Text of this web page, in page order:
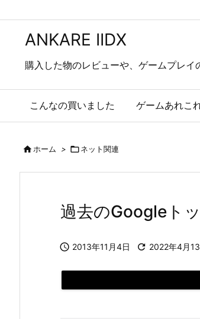
ANKARE IIDX
購入した物のレビューや、ゲームプレイ
こんなの買いました ゲームあれこ
ホーム > ネット関連
過去のGoogleト
 2013年11月4日  2022年4月